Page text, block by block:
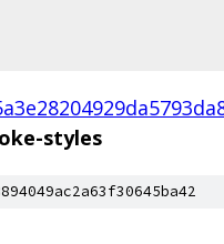
styles